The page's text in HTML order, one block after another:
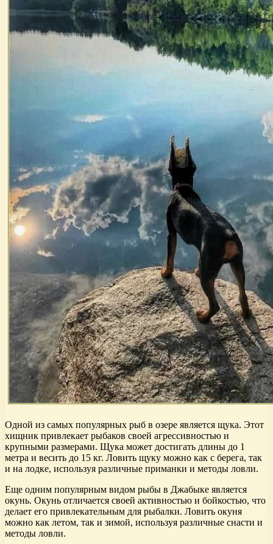
Одной из самых популярных рыб в озере является щука. Этот
хищник привлекает рыбаков своей агрессивностью и
крупными размерами. Щука может достигать длины до 1
метра и весить до 15 кг. Ловить щуку можно как с берега, так
и на лодке, используя различные приманки и методы ловли.
Еще одним популярным видом рыбы в Джабыке является
окунь. Окунь отличается своей активностью и бойкостью, что
делает его привлекательным для рыбалки. Ловить окуня
можно как летом, так и зимой, используя различные снасти и
методы ловли.